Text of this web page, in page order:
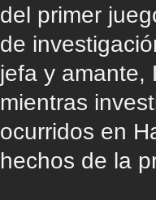
del primer
de
jefa y amante,
mientras
ocurridos en
hechos de la